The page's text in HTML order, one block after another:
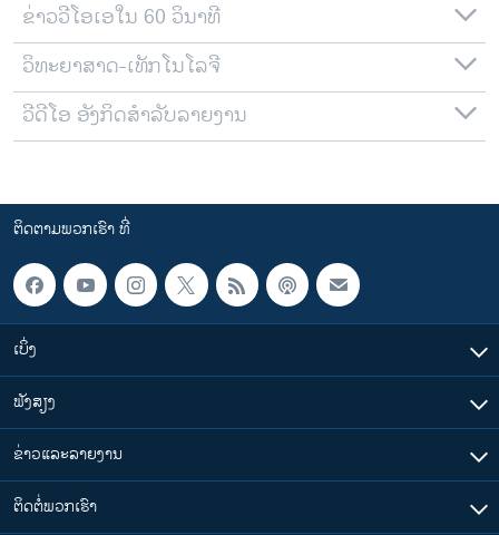
ຂ່າວວີໂອເອໃນ 60 ວິນາທີ
ວິທະຍາສາດ-ເທັກໂນໂລຈີ
ວີດີໂອ ອັງກິດສຳລັບລາຍງານ
ຕິດຕາມພວກເຮົາ ທີ່
ເບິ່ງ
ຟັງສຽງ
ຂ່າວແລະລາຍງານ
ຕິດຕໍ່ພວກເຮົາ